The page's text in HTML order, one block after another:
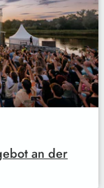
an der